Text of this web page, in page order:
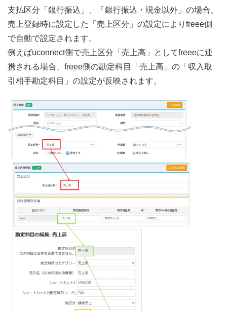
支払区分「銀行振込」、「銀行振込・現金以外」の場合、
売上登録時に設定した「売上区分」の設定によりfreee側
で自動で設定されます。
例えばuconnect側で売上区分「売上高」としてfreeeに連
携される場合、freee側の勘定科目「売上高」の「収入取
引相手勘定科目」の設定が反映されます。